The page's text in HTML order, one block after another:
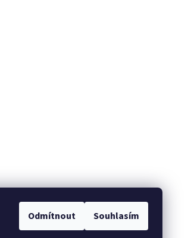
Odmítnout Souhlasím
stavební pouzdra SCRIGNO